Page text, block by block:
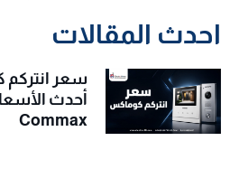
احدث المقالات
سعر
أحدث
Commax